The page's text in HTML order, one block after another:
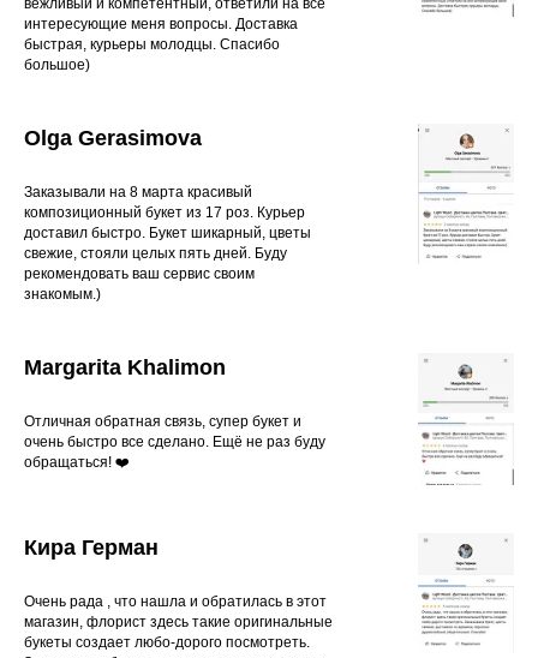
интересующие меня вопросы. Доставка
быстрая, курьеры молодцы. Спасибо
большое)
Olga Gerasimova
Заказывали на 8 марта красивый
композиционный букет из 17 роз. Курьер
доставил быстро. Букет шикарный, цветы
свежие, стояли целых пять дней. Буду
рекомендовать ваш сервис своим
знакомым.)
Margarita Khalimon
Отличная обратная связь, супер букет и
очень быстро все сделано. Ещё не раз буду
обращаться! ❤️
Кира Герман
Очень рада , что нашла и обратилась в этот
магазин, флорист здесь такие оригинальные
букеты создает любо-дорого посмотреть.